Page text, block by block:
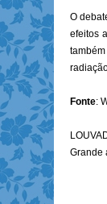
O
efeitos
Fonte:
Grande